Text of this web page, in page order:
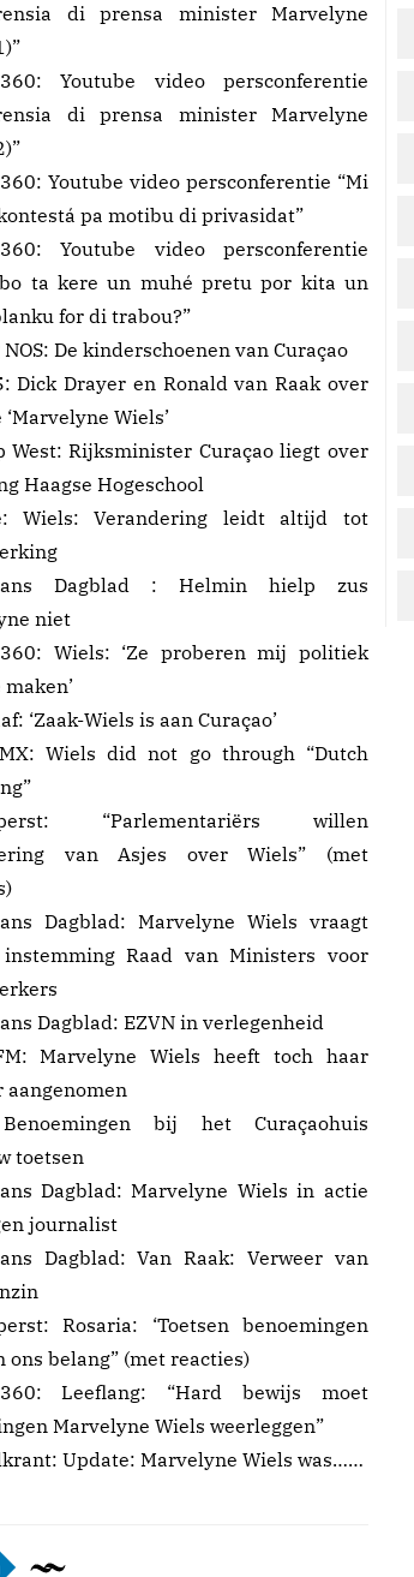
di prensa minister Marvelyne
Youtube video persconferentie
di prensa minister Marvelyne
Youtube video persconferentie “Mi
pa motibu di privasidat”
Youtube video persconferentie
bo ta kere un muhé pretu por kita un
for di trabou?”
De kinderschoenen van Curaçao
Dick Drayer en Ronald van Raak over
Wiels’
West: Rijksminister Curaçao liegt over
Haagse Hogeschool
Wiels: Verandering leidt altijd tot
Dagblad : Helmin hielp zus
niet
Wiels: ‘Ze proberen mij politiek
‘Zaak-Wiels is aan Curaçao’
Wiels did not go through “Dutch
“Parlementariërs willen
van Asjes over Wiels” (met
Dagblad: Marvelyne Wiels vraagt
Raad van Ministers voor
Dagblad: EZVN in verlegenheid
Marvelyne Wiels heeft toch haar
aangenomen
Benoemingen bij het Curaçaohuis
toetsen
Dagblad: Marvelyne Wiels in actie
journalist
Dagblad: Van Raak: Verweer van
Rosaria: ‘Toetsen benoemingen
ons belang” (met reacties)
Leeflang: “Hard bewijs moet
Marvelyne Wiels weerleggen”
Update: Marvelyne Wiels was……